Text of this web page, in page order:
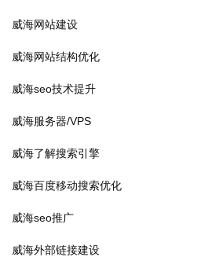
威海网站建设
威海网站结构优化
威海seo技术提升
威海服务器/VPS
威海了解搜索引擎
威海百度移动搜索优化
威海seo推广
威海外部链接建设